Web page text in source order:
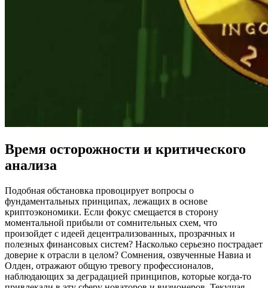
Время осторожности и критического
анализа
Подобная обстановка провоцирует вопросы о
фундаментальных принципах, лежащих в основе
криптоэкономики. Если фокус смещается в сторону
моментальной прибыли от сомнительных схем, что
произойдет с идеей децентрализованных, прозрачных и
полезных финансовых систем? Насколько серьезно пострадает
доверие к отрасли в целом? Сомнения, озвученные Навиа и
Олден, отражают общую тревогу профессионалов,
наблюдающих за деградацией принципов, которые когда-то